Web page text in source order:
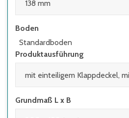
Boden
Standardboden
Produktausführung
Grundmaß L x B